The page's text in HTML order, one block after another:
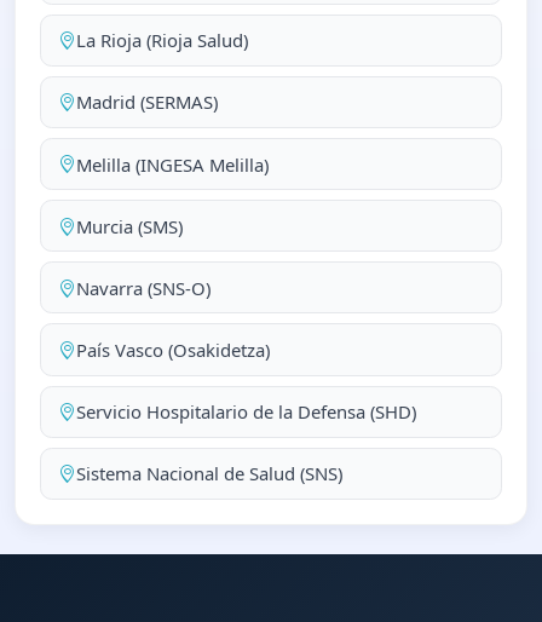
La Rioja (Rioja Salud)
Madrid (SERMAS)
Melilla (INGESA Melilla)
Murcia (SMS)
Navarra (SNS-O)
País Vasco (Osakidetza)
Servicio Hospitalario de la Defensa (SHD)
Sistema Nacional de Salud (SNS)